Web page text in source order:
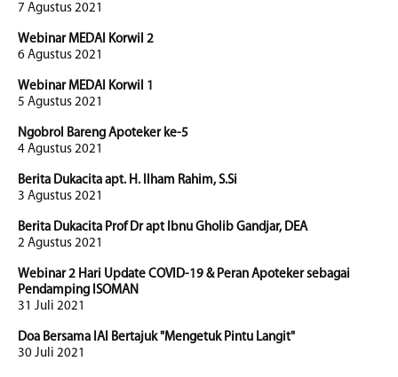
7 Agustus 2021
Webinar MEDAI Korwil 2
6 Agustus 2021
Webinar MEDAI Korwil 1
5 Agustus 2021
Ngobrol Bareng Apoteker ke-5
4 Agustus 2021
Berita Dukacita apt. H. Ilham Rahim, S.Si
3 Agustus 2021
Berita Dukacita Prof Dr apt Ibnu Gholib Gandjar, DEA
2 Agustus 2021
Webinar 2 Hari Update COVID-19 & Peran Apoteker sebagai
Pendamping ISOMAN
31 Juli 2021
Doa Bersama IAI Bertajuk "Mengetuk Pintu Langit"
30 Juli 2021